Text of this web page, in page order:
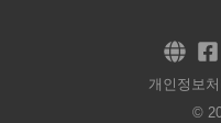
개인정보
©